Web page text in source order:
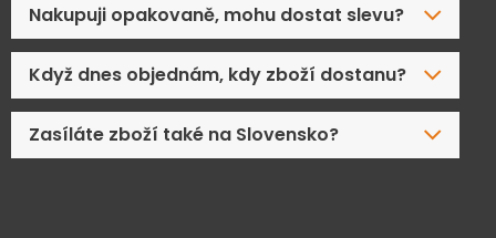
Nakupuji opakovaně, mohu dostat slevu?
Když dnes objednám, kdy zboží dostanu?
Zasíláte zboží také na Slovensko?